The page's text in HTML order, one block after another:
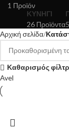
1 Προϊόν
ΚΥΝΉΓΙ
26 Προϊόντα
Αρχική σελίδα
Καθαρισμός
Avel